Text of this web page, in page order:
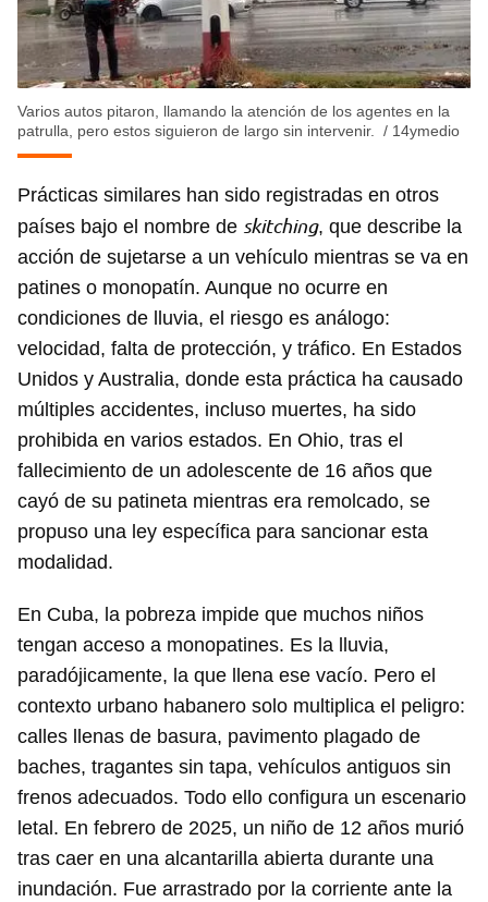
Varios autos pitaron, llamando la atención de los agentes en la
patrulla, pero estos siguieron de largo sin intervenir.
/ 14ymedio
Prácticas similares han sido registradas en otros
países bajo el nombre de skitching, que describe la
acción de sujetarse a un vehículo mientras se va en
patines o monopatín. Aunque no ocurre en
condiciones de lluvia, el riesgo es análogo:
velocidad, falta de protección, y tráfico. En Estados
Unidos y Australia, donde esta práctica ha causado
múltiples accidentes, incluso muertes, ha sido
prohibida en varios estados. En Ohio, tras el
fallecimiento de un adolescente de 16 años que
cayó de su patineta mientras era remolcado, se
propuso una ley específica para sancionar esta
modalidad.
En Cuba, la pobreza impide que muchos niños
tengan acceso a monopatines. Es la lluvia,
paradójicamente, la que llena ese vacío. Pero el
contexto urbano habanero solo multiplica el peligro:
calles llenas de basura, pavimento plagado de
baches, tragantes sin tapa, vehículos antiguos sin
frenos adecuados. Todo ello configura un escenario
letal. En febrero de 2025, un niño de 12 años murió
tras caer en una alcantarilla abierta durante una
inundación. Fue arrastrado por la corriente ante la